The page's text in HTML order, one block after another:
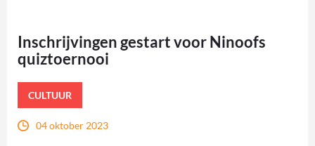
Inschrijvingen gestart voor Ninoofs
quiztoernooi
CULTUUR
04 oktober 2023